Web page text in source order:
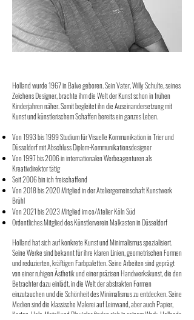
Holland wurde 1967 in Balve geboren. Sein Vater, Willy Schulte, seines
Zeichens Designer, brachte ihm die Welt der Kunst schon in frühen
Kinderjahren näher. Somit begleitet ihn die Auseinandersetzung mit
Kunst und künstlerischem Schaffen bereits ein ganzes Leben.
​Von 1993 bis 1999 Studium für Visuelle Kommunikation in Trier und
Düsseldorf mit Abschluss Diplom-Kommunikationsdesigner
Von 1997 bis 2006 in internationalen Werbeagenturen als
Kreativdirektor tätig
Seit 2006 bin ich freischaffend
​Von 2018 bis 2020 Mitglied in der Ateliergemeinschaft Kunstwerk
Brühl
Von 2021 bis 2023 Mitglied im co/Atelier Köln Süd
Ordentliches Mitglied des Künstlerverein Malkasten in Düsseldorf
Holland hat sich auf konkrete Kunst und Minimalismus spezialisiert.
Seine Werke sind bekannt für ihre klaren Linien, geometrischen Formen
und reduzierten, kräftigen Farbpaletten. Seine Arbeiten sind geprägt
von einer ruhigen Ästhetik und einer präzisen Handwerkskunst, die den
Betrachter dazu einlädt, in die Welt der abstrakten Formen
einzutauchen und die Schönheit des Minimalismus zu entdecken. Seine
Medien sind die klassische Malerei auf Leinwand, aber auch Papier,
Karton, Holz, Metall und Plexiglas finden sich in seinem Werk. Hollands